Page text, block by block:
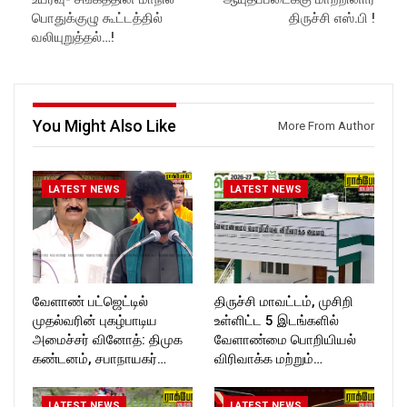
https://www.facebook.com/R
ockforttimes
Follow us on:
https://twitter.com/ROCKFOR
T_TIMES
ockforttimes
ckforttimes/
Follow us on:
பொதுக்குழு கூட்டத்தில்
வலியுறுத்தல்…!
திருச்சி எஸ்.பி !
You Might Also Like More From Author
LATEST NEWS
வேளாண் பட்ஜெட்டில்
முதல்வரின் புகழ்பாடிய
அமைச்சர் வினோத்: திமுக
கண்டனம், சபாநாயகர்…
LATEST NEWS
திருச்சி மாவட்டம், முசிறி
உள்ளிட்ட 5 இடங்களில்
வேளாண்மை பொறியியல்
விரிவாக்க மற்றும்…